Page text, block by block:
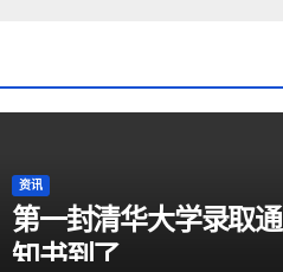
资讯
第一封清华大学录取通
知书到了